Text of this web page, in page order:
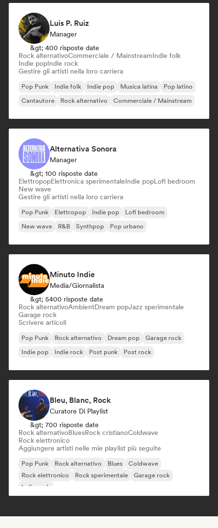
Luis P. Ruiz
Manager
&gt; 400 risposte date
Rock alternativoCommerciale / MainstreamIndie folk
Indie popIndie rock
Gestire gli artisti nella loro carriera
Pop Punk Indie folk Indie pop Musica latina
Pop latino
Cantautore
Rock alternativo Commerciale / Mainstream
Alternativa Sonora
Manager
&gt; 100 risposte date
ElettropopElettronica sperimentaleIndie popLofi bedroom
New wave
Gestire gli artisti nella loro carriera
Pop Punk Elettropop Indie pop
Lofi bedroom
New wave
R&B Synthpop Pop urbano
Minuto Indie
Media/Giornalista
&gt; 5400 risposte date
Rock alternativoAmbientDream popJazz sperimentale
Garage rock
Scrivere articoli
Pop Punk Rock alternativo Dream pop
Garage rock
Indie pop
Indie rock Post punk Post rock
Bleu, Blanc, Rock
Curatore Di Playlist
&gt; 700 risposte date
Rock alternativoBluesRock cristianoColdwave
Rock elettronico
Aggiungere artisti nelle mie playlist più seguite
Pop Punk Rock alternativo Blues
Coldwave
Rock elettronico
Rock sperimentale
Garage rock
Indie rock